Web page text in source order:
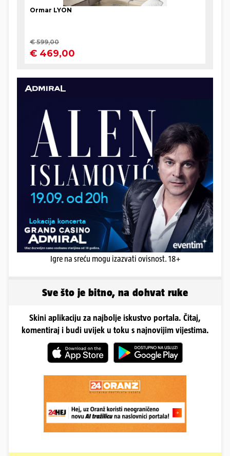
Igre na sreću mogu izazvati ovisnost. 18+
Sve što je bitno, na dohvat ruke
Skini aplikaciju za najbolje iskustvo portala. Čitaj,
komentiraj i budi uvijek u toku s najnovijim vijestima.